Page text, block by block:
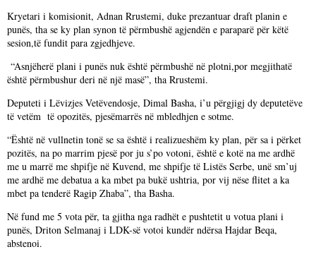
Kryetari i komisionit, Adnan Rrustemi, duke prezantuar draft planin e
punës, tha se ky plan synon të përmbushë agjendën e paraparë për këtë
sesion,të fundit para zgjedhjeve.
“Asnjëherë plani i punës nuk është përmbushë në plotni,por megjithatë
është përmbushur deri në një masë”, tha Rrustemi.
Deputeti i Lëvizjes Vetëvendosje, Dimal Basha, i’u përgjigj dy deputetëve
të vetëm të opozitës, pjesëmarrës në mbledhjen e sotme.
“Është në vullnetin tonë se sa është i realizueshëm ky plan, për sa i përket
pozitës, na po marrim pjesë por ju s’po votoni, është e kotë na me ardhë
me u marrë me shpifje në Kuvend, me shpifje të Listës Serbe, unë sm’uj
me ardhë me debatua a ka mbet pa bukë ushtria, por vij nëse flitet a ka
mbet pa tenderë Ragip Zhaba”, tha Basha.
Në fund me 5 vota për, ta gjitha nga radhët e pushtetit u votua plani i
punës, Driton Selmanaj i LDK-së votoi kundër ndërsa Hajdar Beqa,
abstenoi.